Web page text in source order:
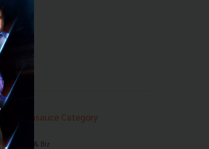
Techsauce Category
News
Tech & Biz